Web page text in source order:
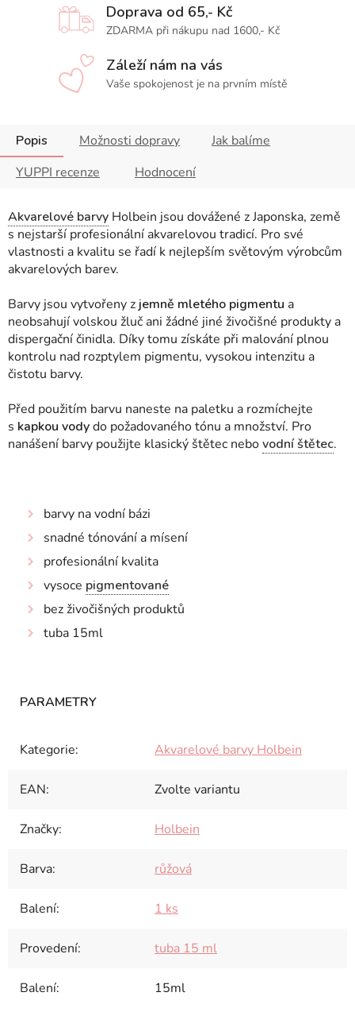
Doprava od 65,- Kč
ZDARMA při nákupu nad 1600,- Kč
Záleží nám na vás
Vaše spokojenost je na prvním místě
Popis Možnosti dopravy
Jak balíme
YUPPI recenze
Hodnocení
Akvarelové barvy Holbein jsou dovážené z Japonska, země
s nejstarší profesionální akvarelovou tradicí. Pro své
vlastnosti a kvalitu se řadí k nejlepším světovým výrobcům
akvarelových barev.
Barvy jsou vytvořeny z jemně mletého pigmentu a
neobsahují volskou žluč ani žádné jiné živočišné produkty a
dispergační činidla. Díky tomu získáte při malování plnou
kontrolu nad rozptylem pigmentu, vysokou intenzitu a
čistotu barvy.
Před použitím barvu naneste na paletku a rozmíchejte
s kapkou vodydo požadovaného tónu a množství. Pro
nanášení barvy použijte klasický štětec nebovodní štětec.
barvy na vodní bázi
snadné tónování a mísení
profesionální kvalita
vysoce pigmentované
bez živočišných produktů
tuba 15ml
Kategorie: Akvarelové barvy Holbein
EAN: Zvolte variantu
Značky: Holbein
Barva: růžová
Balení: 1 ks
Provedení: tuba 15 ml
Balení: 15ml